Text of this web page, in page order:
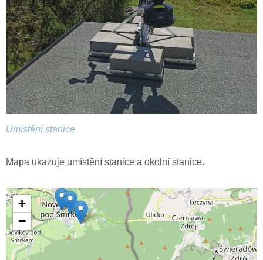
Umístění stanice
Mapa ukazuje umístění stanice a okolní stanice.
+
−